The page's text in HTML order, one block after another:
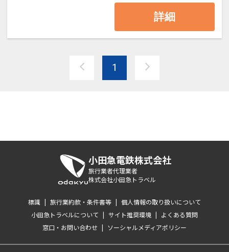
詳細
1
小田急電鉄株式会社
旅行業者代理業者
株式会社小田急トラベル
標識 | 旅行業約款・条件書等 | 個人情報の取り扱いについて
小田急トラベルについて | サイト推奨環境 | よくある質問
窓口・お問い合わせ | ソーシャルメディアポリシー